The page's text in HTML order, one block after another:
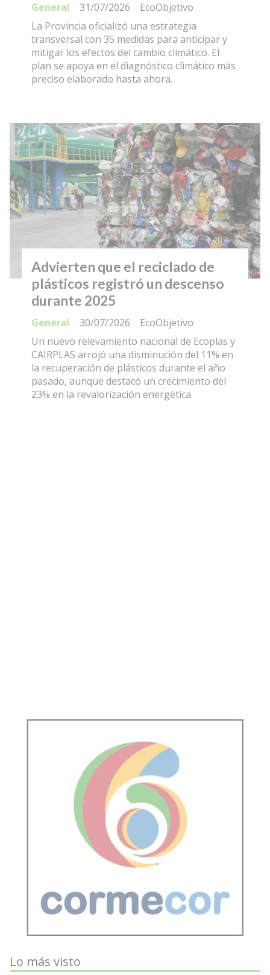
EcoObjetivo
General
31/07/2026
La Provincia oficializó una estrategia
transversal con 35 medidas para anticipar y
mitigar los efectos del cambio climático. El
plan se apoya en el diagnóstico climático más
preciso elaborado hasta ahora.
Advierten que el reciclado de
plásticos registró un descenso
durante 2025
EcoObjetivo
General
30/07/2026
Un nuevo relevamiento nacional de Ecoplas y
CAIRPLAS arrojó una disminución del 11% en
la recuperación de plásticos durante el año
pasado, aunque destacó un crecimiento del
23% en la revalorización energética.
Lo más visto